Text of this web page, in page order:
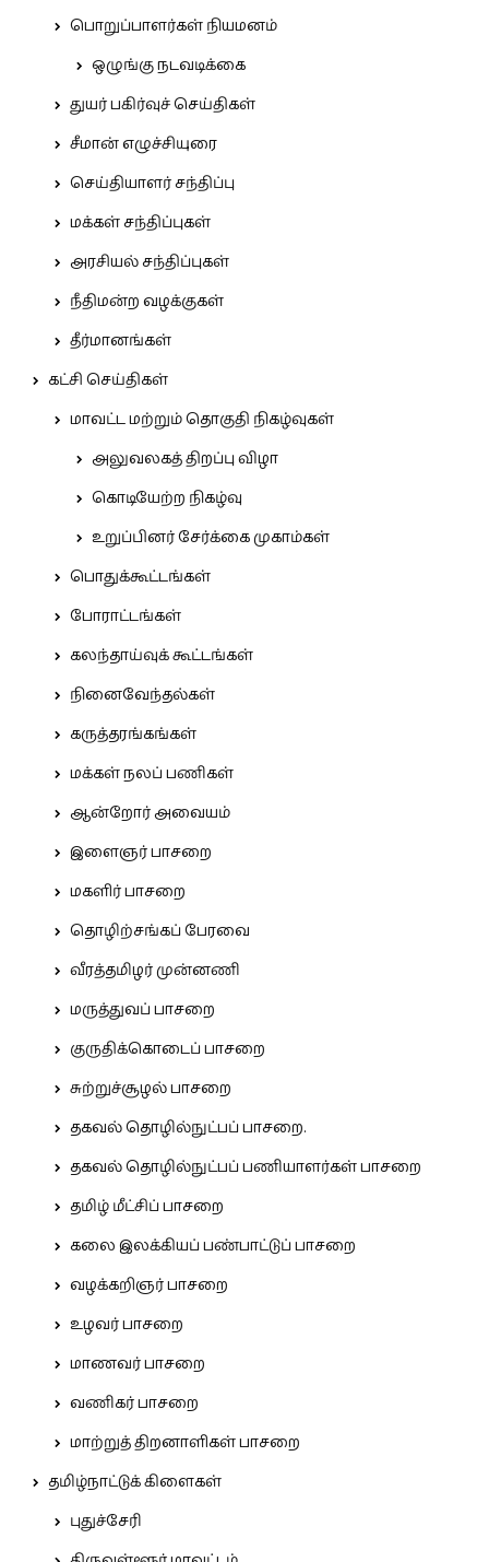
பொறுப்பாளர்கள் நியமனம்
ஒழுங்கு நடவடிக்கை
துயர் பகிர்வுச் செய்திகள்
சீமான் எழுச்சியுரை
செய்தியாளர் சந்திப்பு
மக்கள் சந்திப்புகள்
அரசியல் சந்திப்புகள்
நீதிமன்ற வழக்குகள்
தீர்மானங்கள்
கட்சி செய்திகள்
மாவட்ட மற்றும் தொகுதி நிகழ்வுகள்
அலுவலகத் திறப்பு விழா
கொடியேற்ற நிகழ்வு
உறுப்பினர் சேர்க்கை முகாம்கள்
பொதுக்கூட்டங்கள்
போராட்டங்கள்
கலந்தாய்வுக் கூட்டங்கள்
நினைவேந்தல்கள்
கருத்தரங்கங்கள்
மக்கள் நலப் பணிகள்
ஆன்றோர் அவையம்
இளைஞர் பாசறை
மகளிர் பாசறை
தொழிற்சங்கப் பேரவை
வீரத்தமிழர் முன்னணி
மருத்துவப் பாசறை
குருதிக்கொடைப் பாசறை
சுற்றுச்சூழல் பாசறை
தகவல் தொழில்நுட்பப் பாசறை.
தகவல் தொழில்நுட்பப் பணியாளர்கள் பாசறை
தமிழ் மீட்சிப் பாசறை
கலை இலக்கியப் பண்பாட்டுப் பாசறை
வழக்கறிஞர் பாசறை
உழவர் பாசறை
மாணவர் பாசறை
வணிகர் பாசறை
மாற்றுத் திறனாளிகள் பாசறை
தமிழ்நாட்டுக் கிளைகள்
புதுச்சேரி